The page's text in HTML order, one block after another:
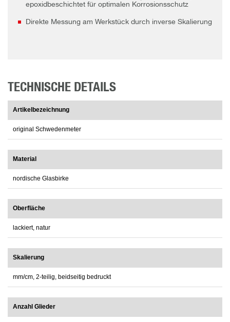
epoxidbeschichtet für optimalen Korrosionsschutz
Direkte Messung am Werkstück durch inverse Skalierung
TECHNISCHE DETAILS
Artikelbezeichnung
original Schwedenmeter
Material
nordische Glasbirke
Oberfläche
lackiert, natur
Skalierung
mm/cm, 2-teilig, beidseitig bedruckt
Anzahl Glieder